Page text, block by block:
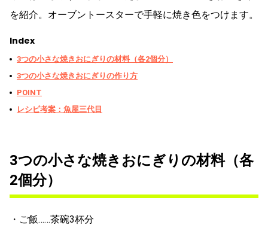
を紹介。オーブントースターで手軽に焼き色をつけます。
Index
3つの小さな焼きおにぎりの材料（各2個分）
3つの小さな焼きおにぎりの作り方
POINT
レシピ考案：魚屋三代目
3つの小さな焼きおにぎりの材料（各
2個分）
・ご飯……茶碗3杯分